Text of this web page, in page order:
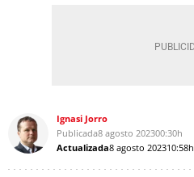
Ignasi Jorro
Publicada8 agosto 202300:30h
Actualizada8 agosto 202310:58h